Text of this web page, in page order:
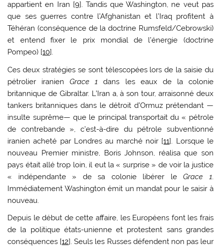
appartient en Iran [9]. Tandis que Washington, ne veut pas
que ses guerres contre l’Afghanistan et l’Iraq profitent à
Téhéran (conséquence de la doctrine Rumsfeld/Cebrowski)
et entend fixer le prix mondial de l’énergie (doctrine
Pompeo) [10].
Ces deux stratégies se sont télescopées lors de la saisie du
pétrolier iranienGrace 1 dans les eaux de la colonie
britannique de Gibraltar. L’Iran a, à son tour, arraisonné deux
tankers britanniques dans le détroit d’Ormuz prétendant —
insulte suprême— que le principal transportait du « pétrole
de contrebande », c’est-à-dire du pétrole subventionné
iranien acheté par Londres au marché noir [11]. Lorsque le
nouveau Premier ministre, Boris Johnson, réalisa que son
pays était allé trop loin, il eut la « surprise » de voir la justice
« indépendante » de sa colonie libérer leGrace 1.
Immédiatement Washington émit un mandat pour le saisir à
nouveau.
Depuis le début de cette affaire, les Européens font les frais
de la politique états-unienne et protestent sans grandes
conséquences [12]. Seuls les Russes défendent non pas leur